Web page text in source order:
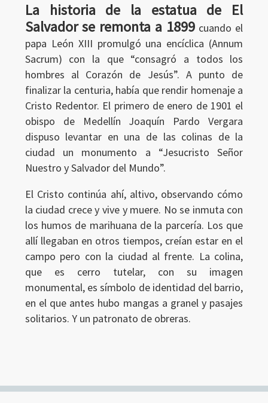
La historia de la estatua de El
Salvador se remonta a 1899 cuando el
papa León XIII promulgó una encíclica (Annum
Sacrum) con la que “consagró a todos los
hombres al Corazón de Jesús”. A punto de
finalizar la centuria, había que rendir homenaje a
Cristo Redentor. El primero de enero de 1901 el
obispo de Medellín Joaquín Pardo Vergara
dispuso levantar en una de las colinas de la
ciudad un monumento a “Jesucristo Señor
Nuestro y Salvador del Mundo”.
El Cristo continúa ahí, altivo, observando cómo
la ciudad crece y vive y muere. No se inmuta con
los humos de marihuana de la parcería. Los que
allí llegaban en otros tiempos, creían estar en el
campo pero con la ciudad al frente. La colina,
que es cerro tutelar, con su imagen
monumental, es símbolo de identidad del barrio,
en el que antes hubo mangas a granel y pasajes
solitarios. Y un patronato de obreras.
Ingresar